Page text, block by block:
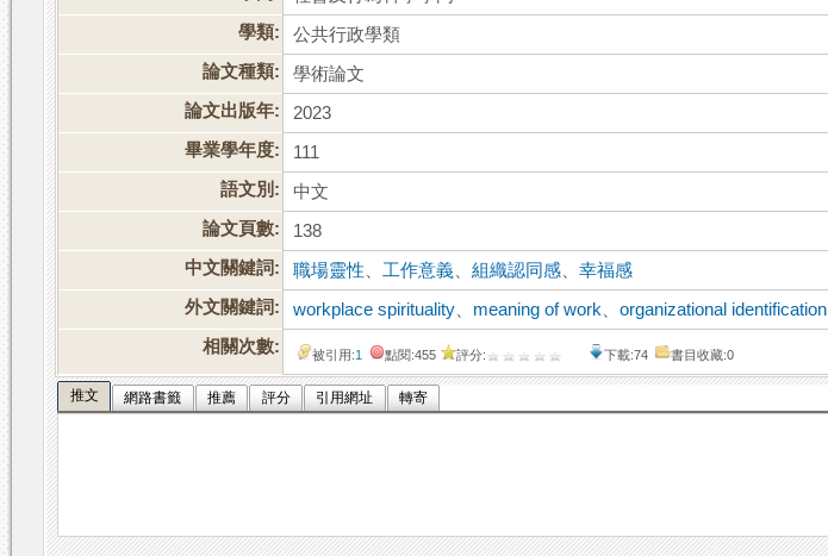
學類:
公共行政學類
論文種類:
學術論文
論文出版年:
2023
畢業學年度:
111
語文別:
中文
論文頁數:
138
中文關鍵詞:
職場靈性 工作意義 、組織認同感 、幸福感
外文關鍵詞:
workplace spirituality meaning of work 、organizational identification
相關次數:
被引用:1 點閱:455 評分: 下載:74 書目收藏:0
推文 網路書籤 推薦 評分 引用網址 轉寄